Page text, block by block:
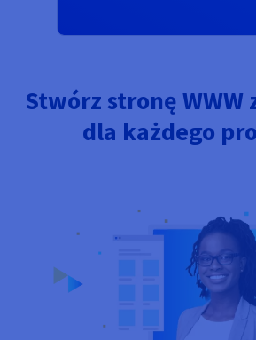
Stwórz stronę WWW
dla każdego